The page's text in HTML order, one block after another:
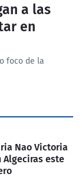
a las
en
foco de la
Nao Victoria
Algeciras este